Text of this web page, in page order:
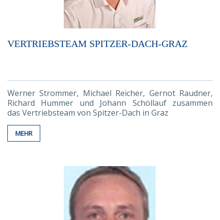
VERTRIEBSTEAM SPITZER-DACH-GRAZ
Werner Strommer, Michael Reicher, Gernot Raudner,
Richard Hummer und Johann Schöllauf zusammen
das Vertriebsteam von Spitzer-Dach in Graz
MEHR